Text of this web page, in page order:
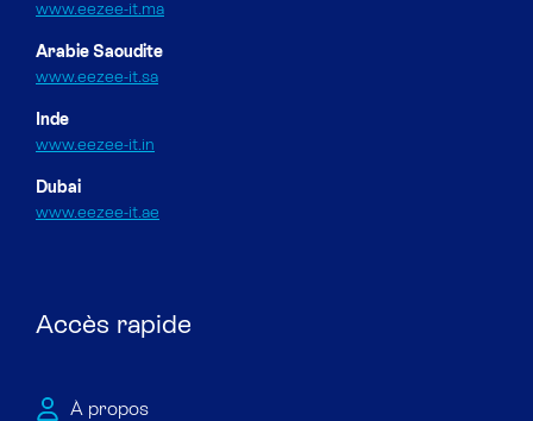
www.eezee-it.ma
Arabie Saoudite
www.eezee-it.sa
Inde
www.eezee-it.in
Dubai
www.eezee-it.ae
Accès rapide
À propos